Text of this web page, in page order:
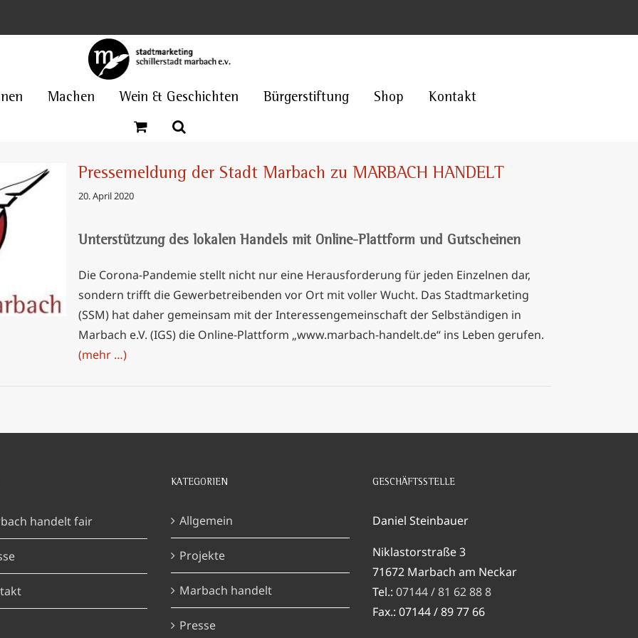
Machen Wein & Geschichten Bürgerstiftung Shop Kontakt
Pressemeldung der Stadt Marbach zu MARBACH HANDELT
20. April 2020
Unterstützung des lokalen Handels mit Online-Plattform und Gutscheinen
Die Corona-Pandemie stellt nicht nur eine Herausforderung für jeden Einzelnen dar,
sondern trifft die Gewerbetreibenden vor Ort mit voller Wucht. Das Stadtmarketing
(SSM) hat daher gemeinsam mit der Interessengemeinschaft der Selbständigen in
Marbach e.V. (IGS) die Online-Plattform „www.marbach-handelt.de“ ins Leben gerufen.
(mehr …)
handelt fair
KATEGORIEN
Allgemein
Projekte
Marbach handelt
Presse
GESCHÄFTSSTELLE
Daniel Steinbauer
Niklastorstraße 3
71672 Marbach am Neckar
Tel.: 07144 / 81 62 88 8
Fax.: 07144 / 89 77 66